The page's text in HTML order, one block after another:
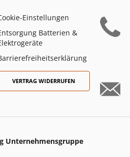
Einstellungen
Batterien &
VERTRAG WIDERRUFEN
Unternehmensgruppe